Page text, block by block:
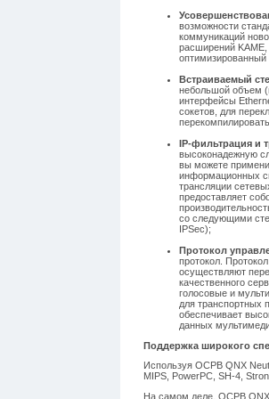
возможности
коммуникаций
расширений
оптимизированный
Встраиваемый
небольшой объем
интерфейсы
сокетов, для
IP-фильтрация и
высоконадежную
вы можете
информационных
трансляции
предоставляет
со следующими
IPSec);
Протокол
протокол.
осуществляют
качественного
голосовые и
для транспортных
обеспечивает
данных
Поддержка широкого
Используя ОСРВ QNX
MIPS, PowerPC, SH-4,
На самом деле, ОСРВ QNX